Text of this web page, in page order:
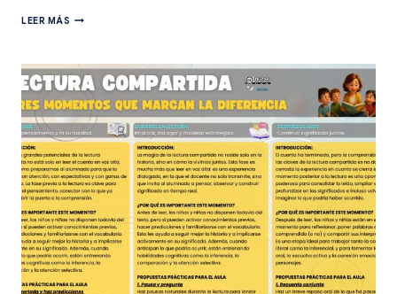
LEER MÁS LEER
ROOM
LITERARIO
EN
CLASE